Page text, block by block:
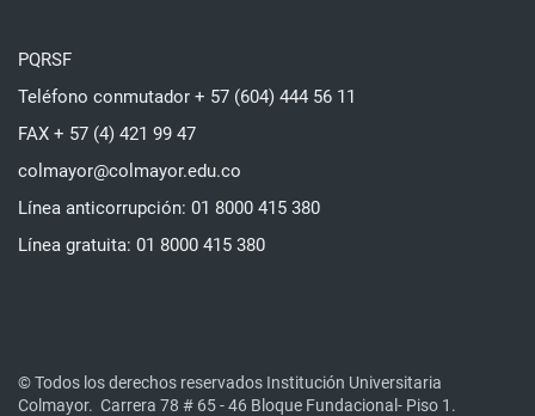
PQRSF
Teléfono conmutador + 57 (604) 444 56 11
FAX + 57 (4) 421 99 47
colmayor@colmayor.edu.co
Línea anticorrupción: 01 8000 415 380
Línea gratuita: 01 8000 415 380
© Todos los derechos reservados Institución Universitaria
Colmayor. Carrera 78 # 65 - 46 Bloque Fundacional- Piso 1.